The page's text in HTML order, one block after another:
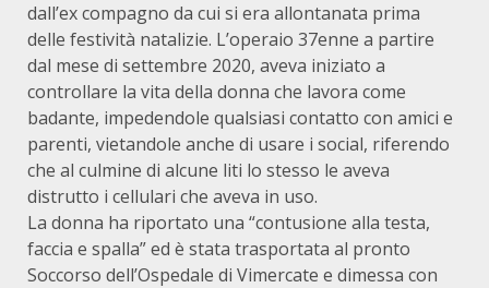
dall’ex compagno da cui si era allontanata prima
delle festività natalizie. L’operaio 37enne a partire
dal mese di settembre 2020, aveva iniziato a
controllare la vita della donna che lavora come
badante, impedendole qualsiasi contatto con amici e
parenti, vietandole anche di usare i social, riferendo
che al culmine di alcune liti lo stesso le aveva
distrutto i cellulari che aveva in uso.
La donna ha riportato una “contusione alla testa,
faccia e spalla” ed è stata trasportata al pronto
Soccorso dell’Ospedale di Vimercate e dimessa con